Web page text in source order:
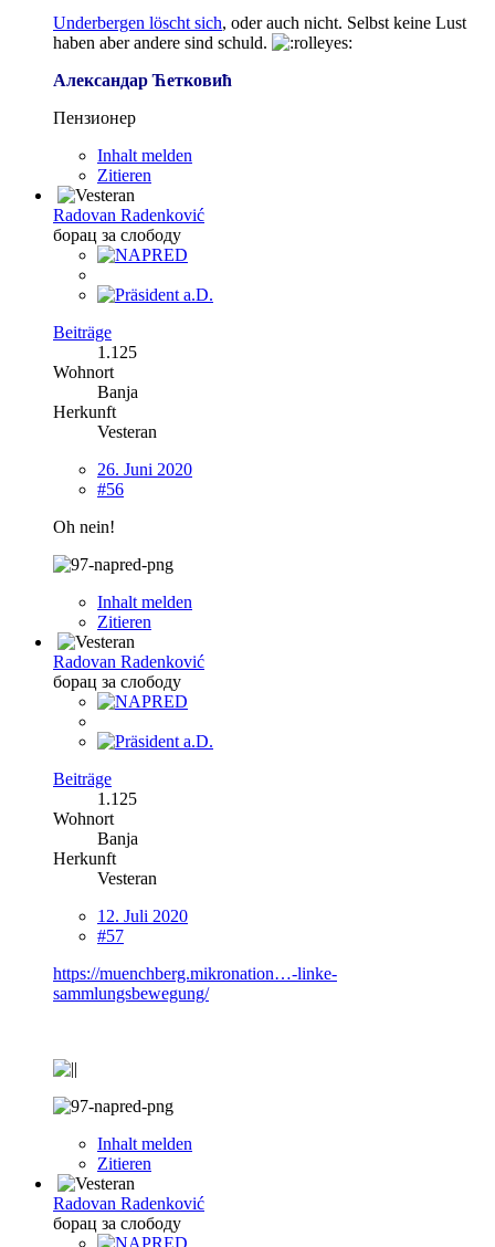
Underbergen löscht sich, oder auch nicht. Selbst keine Lust
haben aber andere sind schuld.
Александар Ћетковић
Пензионер
Inhalt melden
Zitieren
Radovan Radenković
борац за слободу
Beiträge
1.125
Wohnort
Banja
Herkunft
Vesteran
26. Juni 2020
#56
Oh nein!
Inhalt melden
Zitieren
Radovan Radenković
борац за слободу
Beiträge
1.125
Wohnort
Banja
Herkunft
Vesteran
12. Juli 2020
#57
https://muenchberg.mikronation…-linke-
sammlungsbewegung/
Inhalt melden
Zitieren
Radovan Radenković
борац за слободу